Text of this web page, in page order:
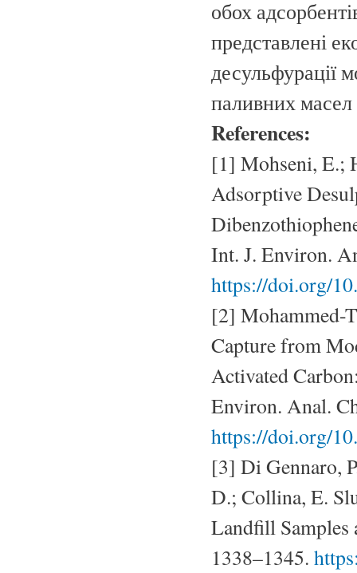
обох
представлені
десульфурації
паливних
References:
[1] Mohseni, E.;
Adsorptive
Int. J. Environ.
https://doi.org/
[2] Mohammed-
Capture from
Activated
Environ. Anal.
https://doi.org/
[3] Di Gennaro,
D.; Collina, E.
Landfill Samples
1338–1345.